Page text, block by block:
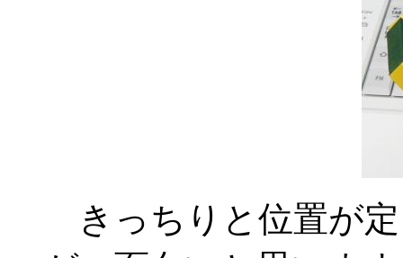
きっちりと位置が